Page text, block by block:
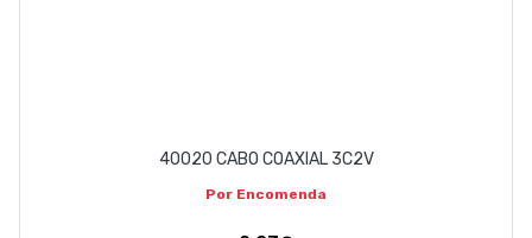
40020 CABO COAXIAL 3C2V
Por Encomenda